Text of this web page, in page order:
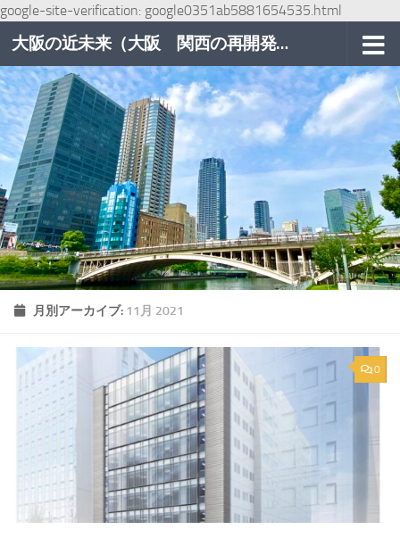
google-site-verification: google0351ab5881654535.html
コンテンツへスキップ
大阪の近未来（大阪 関西の再開発巡り）
月別アーカイブ: 11月 2021
0